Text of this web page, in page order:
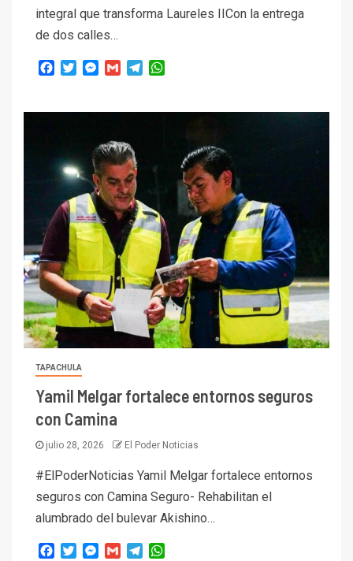
integral que transforma Laureles IICon la entrega
de dos calles…
Facebook
TwitterMessenger
Gmail Telegram
TAPACHULA
Yamil Melgar fortalece entornos seguros
con Camina
julio 28, 2026 El Poder Noticias
#ElPoderNoticias Yamil Melgar fortalece entornos
seguros con Camina Seguro- Rehabilitan el
alumbrado del bulevar Akishino…
Facebook
TwitterMessenger
Gmail Telegram